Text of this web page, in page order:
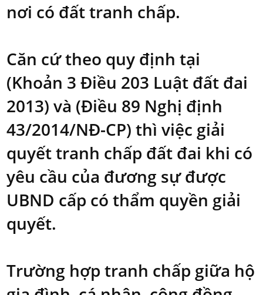
nơi có đất tranh chấp.
Căn cứ theo quy định tại
(Khoản 3 Điều 203 Luật đất đai
2013) và (Điều 89 Nghị định
43/2014/NĐ-CP) thì việc giải
quyết tranh chấp đất đai khi có
yêu cầu của đương sự được
UBND cấp có thẩm quyền giải
quyết.
Trường hợp tranh chấp giữa hộ